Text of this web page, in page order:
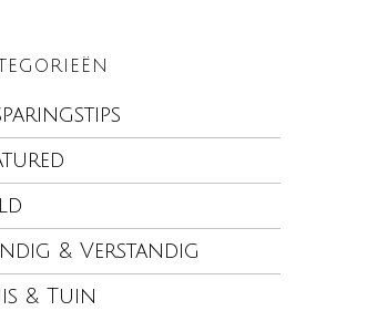
& Verstandig
& Tuin